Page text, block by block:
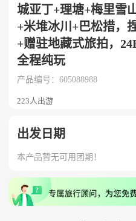
城亚丁+理塘+梅里雪
+米堆冰川+巴松措，
+赠驻地藏式旅拍，
全程纯玩
产品编号：605088988
223人出游
出发日期
本产品暂无可用团期！